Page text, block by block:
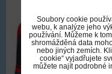
Soubory cookie
webu, k analýze jeho
používání. Můžeme k
shromážděná data
nebo jiných zemích.
cookie“ vyjadřujete
můžete najít podrobné